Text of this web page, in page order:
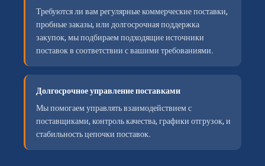
Требуются ли вам регулярные коммерческие поставки,
пробные заказы, или долгосрочная поддержка
закупок, мы подбираем подходящие источники
поставок в соответствии с вашими требованиями.
Долгосрочное управление поставками
Мы помогаем управлять взаимодействием с
поставщиками, контроль качества, графики отгрузок, и
стабильность цепочки поставок.